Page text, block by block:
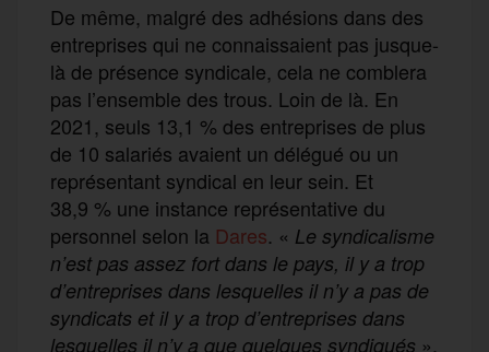
De même, malgré des adhésions dans des
entreprises qui ne connaissaient pas jusque-
là de présence syndicale, cela ne comblera
pas l’ensemble des trous. Loin de là. En
2021, seuls 13,1 % des entreprises de plus
de 10 salariés avaient un délégué ou un
représentant syndical en leur sein. Et
38,9 % une instance représentative du
personnel selon la Dares. « Le syndicalisme
n’est pas assez fort dans le pays, il y a trop
d’entreprises dans lesquelles il n’y a pas de
syndicats et il y a trop d’entreprises dans
lesquelles il n’y a que quelques syndiqués »,